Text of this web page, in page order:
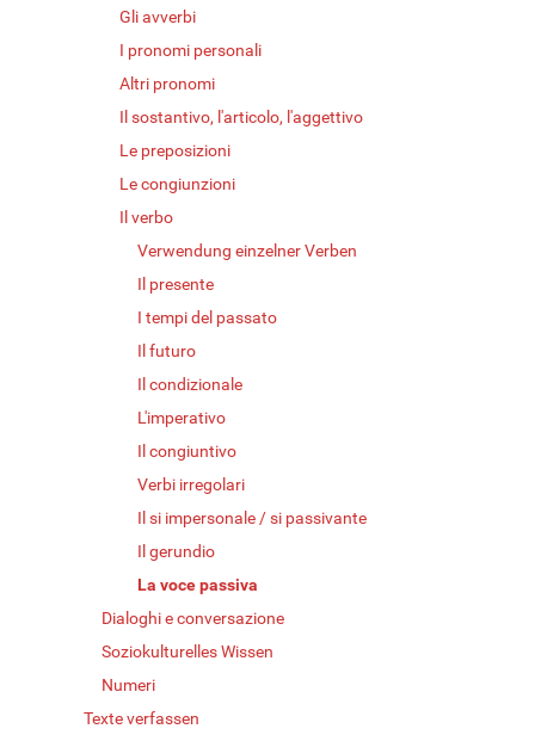
Gli avverbi
I pronomi personali
Altri pronomi
Il sostantivo, l'articolo, l'aggettivo
Le preposizioni
Le congiunzioni
Il verbo
Verwendung einzelner Verben
Il presente
I tempi del passato
Il futuro
Il condizionale
L'imperativo
Il congiuntivo
Verbi irregolari
Il si impersonale / si passivante
Il gerundio
La voce passiva
Dialoghi e conversazione
Soziokulturelles Wissen
Numeri
Texte verfassen